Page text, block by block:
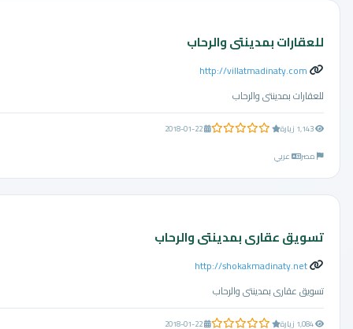
للعقارات بمدينتى والرحاب
http://villatmadinaty.com
للعقارات بمدينتى والرحاب
0.0 من 5 نجوم
2018-01-22
مصر
عربي
تسويق عقارى بمدينتى والرحاب
http://shokakmadinaty.net
تسويق عقارى بمدينتى والرحاب
0.0 من 5 نجوم
2018-01-22